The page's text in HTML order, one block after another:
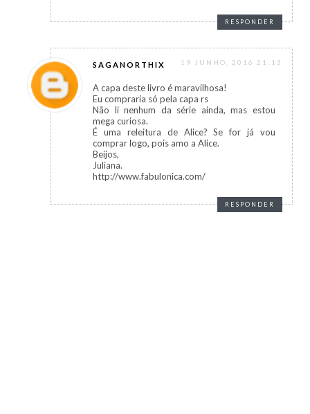
RESPONDER
SAGANORTHIX 19 JUNHO, 2016 21:13
A capa deste livro é maravilhosa!
Eu compraria só pela capa rs
Não li nenhum da série ainda, mas estou
mega curiosa.
É uma releitura de Alice? Se for já vou
comprar logo, pois amo a Alice.
Beijos,
Juliana.
http://www.fabulonica.com/
RESPONDER